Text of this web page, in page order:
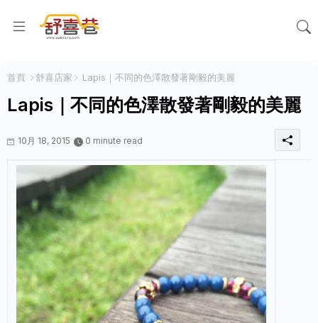
首頁 舒喜店家 Lapis｜不同的色澤散發著剛毅的美麗
Lapis｜不同的色澤散發著剛毅的美麗
10月 18, 2015 0 minute read